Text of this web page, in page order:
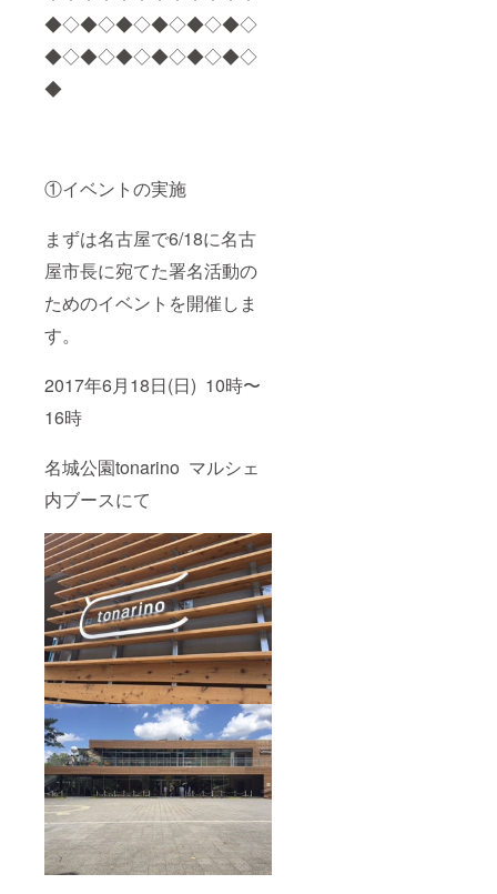
◆◇◆◇◆◇◆◇◆◇◆◇
◆◇◆◇◆◇◆◇◆◇◆◇
◆
①イベントの実施
まずは名古屋で6/18に名古
屋市長に宛てた署名活動の
ためのイベントを開催しま
す。
2017年6月18日(日) 10時〜
16時
名城公園tonarino マルシェ
内ブースにて